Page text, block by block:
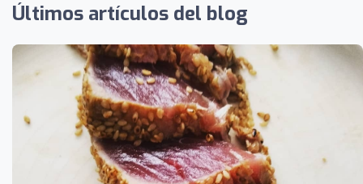
Últimos artículos del blog